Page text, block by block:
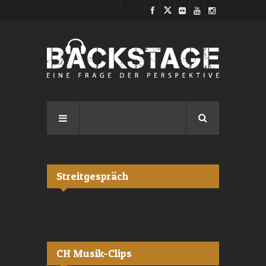
Streitgespräch
CH Musik-Clips